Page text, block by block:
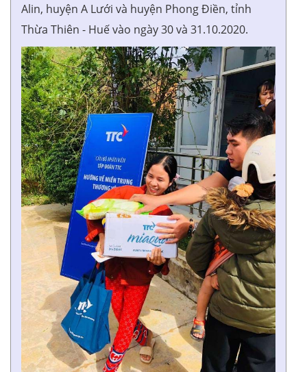
Alin, huyện A Lưới và huyện Phong Điền, tỉnh
Thừa Thiên - Huế vào ngày 30 và 31.10.2020.